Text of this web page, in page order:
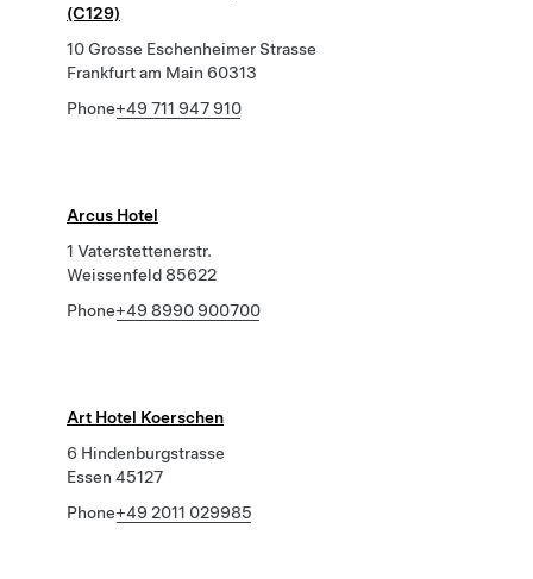
(C129)
10 Grosse Eschenheimer Strasse
Frankfurt am Main 60313
Phone+49 711 947 910
Arcus Hotel
1 Vaterstettenerstr.
Weissenfeld 85622
Phone+49 8990 900700
Art Hotel Koerschen
6 Hindenburgstrasse
Essen 45127
Phone+49 2011 029985